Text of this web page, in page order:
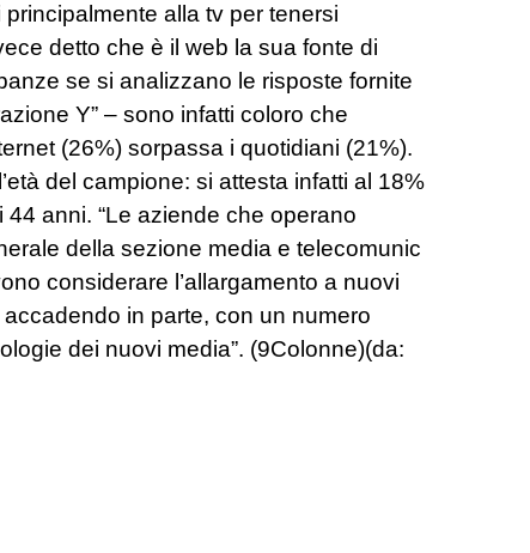
alla tv per tenersi
detto che è il web la sua fonte di
se si analizzano le risposte fornite
Y” – sono infatti coloro che
(26%) sorpassa i quotidiani (21%).
del campione: si attesta infatti al 18%
anni. “Le aziende che operano
della sezione media e telecomunic
considerare l’allargamento a nuovi
in parte, con un numero
dei nuovi media”. (9Colonne)(da: